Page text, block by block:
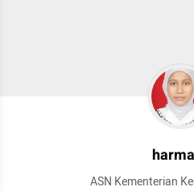
ASN Kementerian